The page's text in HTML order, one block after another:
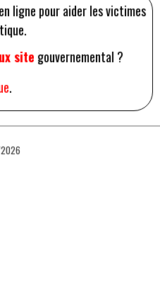
ligne pour aider les victimes
site gouvernemental ?
.